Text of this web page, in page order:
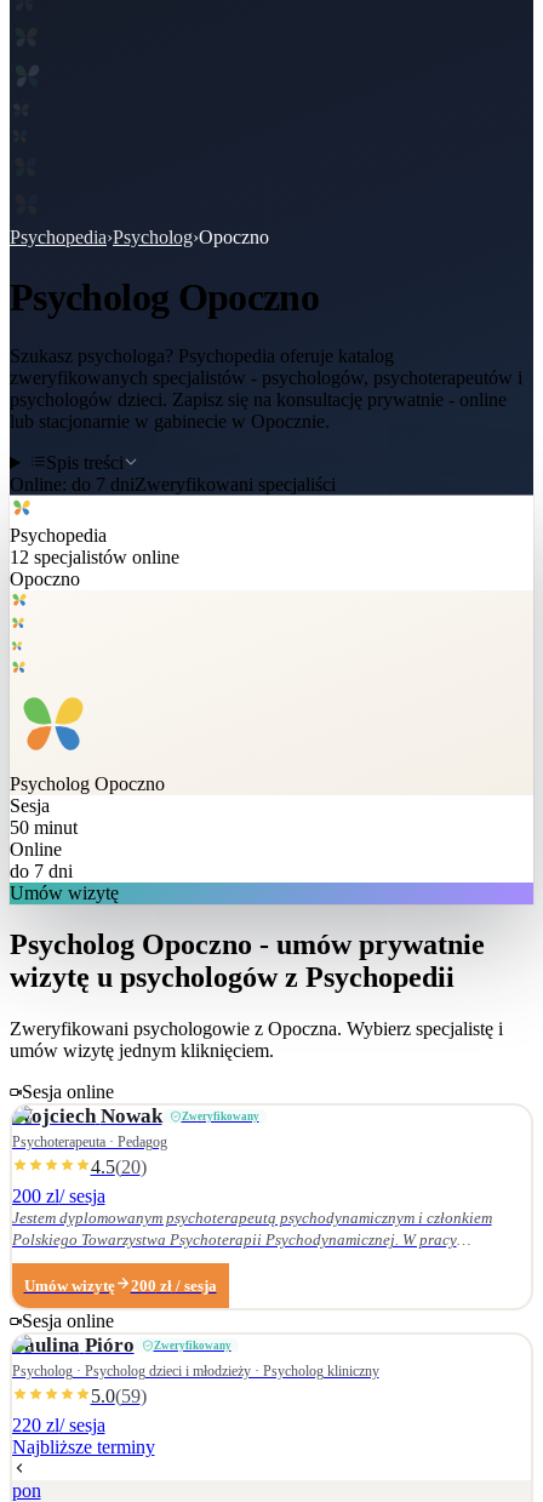
Psychopedia›Psycholog›Opoczno
Psycholog Opoczno
Szukasz psychologa? Psychopedia oferuje katalog
zweryfikowanych specjalistów - psychologów, psychoterapeutów i
psychologów dzieci. Zapisz się na konsultację prywatnie - online
lub stacjonarnie w gabinecie w Opocznie.
Spis treści
Online: do 7 dniZweryfikowani specjaliści
Psychopedia
12 specjalistów online
Opoczno
Psycholog Opoczno
Sesja
50 minut
Online
do 7 dni
Umów wizytę
Psycholog Opoczno - umów prywatnie
wizytę u psychologów z Psychopedii
Zweryfikowani psychologowie z Opoczna. Wybierz specjalistę i
umów wizytę jednym kliknięciem.
Sesja online
Wojciech Nowak Zweryfikowany
Psychoterapeuta · Pedagog
4.5(20)
200 zl/ sesja
Jestem dyplomowanym psychoterapeutą psychodynamicznym i członkiem
Polskiego Towarzystwa Psychoterapii Psychodynamicznej. W pracy
terapeutycznej wnikliwie słucham pacjenta i podążam za jego narracją. Moje
zainteresowania zawodowe obejmują przede wszystkim: • psychoterapię
zaburzeń osobowości, • zaburzenia nerwicowe i lękowe, • problematykę relacji
małżeńskich i rodzinnych. Nie zajmuję się terapią uzależnień. Ukończyłem
Wydział Nauk Pedagogicznych Dolnośląskiej Szkoły Wyższej we Wrocławiu —
w 2007 r. studia licencjackie (pedagogika rodzinna), a w 2009 r. magisterskie
(resocjalizacja). W 2016 r. ukończyłem czteroletnie szkolenie z psychoterapii
psychodynamicznej w Krakowskim Centrum Psychodynamicznym, a w styczniu
2020 r. uzyskałem dyplom psychoterapeuty psychodynamicznego. Od
ukończenia szkoły psychoterapii regularnie uczestniczę w konferencjach
Umów wizytę 200 zł / sesja
Sesja online
Paulina Pióro Zweryfikowany
Psycholog · Psycholog dzieci i młodzieży · Psycholog kliniczny
5.0(59)
220 zl/ sesja
Najbliższe terminy
pon